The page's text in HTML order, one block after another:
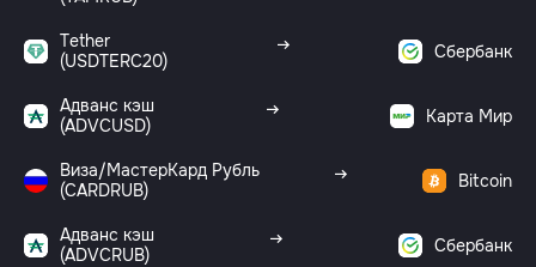
Tether
(USDTERC20)
Сбербанк
Адванс кэш
(ADVCUSD)
Карта Мир
Виза/МастерКард Рубль
(CARDRUB)
Bitcoin
Адванс кэш
(ADVCRUB)
Сбербанк